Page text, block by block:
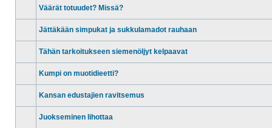
viestejä
viestejä
Väärät totuudet? Missä?
viestejä
Jättäkään simpukat ja sukkulamadot rauhaan
viestejä
Tähän tarkoitukseen siemenöljyt kelpaavat
viestejä
Kumpi on muotidieetti?
viestejä
Kansan edustajien ravitsemus
Juokseminen lihottaa